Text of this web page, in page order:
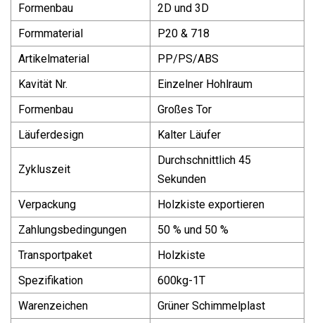
Formenbau
2D und 3D
Formmaterial
P20 & 718
Artikelmaterial
PP/PS/ABS
Kavität Nr.
Einzelner Hohlraum
Formenbau
Großes Tor
Läuferdesign
Kalter Läufer
Zykluszeit
Durchschnittlich 45
Sekunden
Verpackung
Holzkiste exportieren
Zahlungsbedingungen
50 % und 50 %
Transportpaket
Holzkiste
Spezifikation
600kg-1T
Warenzeichen
Grüner Schimmelplast